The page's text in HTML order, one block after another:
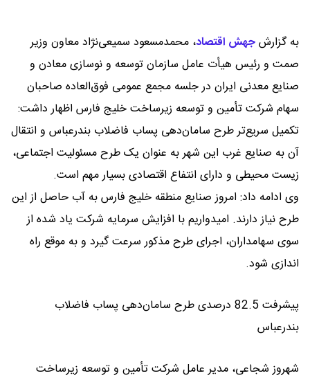
به گزارشجهش اقتصاد، محمدمسعود سمیعی‌نژاد معاون وزیر
صمت و رئیس هیأت عامل سازمان توسعه و نوسازی معادن و
صنایع معدنی ایران در جلسه مجمع عمومی فوق‌العاده صاحبان
سهام شرکت تأمین و توسعه زیرساخت خلیج فارس اظهار داشت:
تکمیل سریع‌تر طرح سامان‌دهی پساب فاضلاب بندرعباس و انتقال
آن به صنایع غرب این شهر به عنوان یک طرح مسئولیت اجتماعی،
زیست محیطی و دارای انتفاع اقتصادی بسیار مهم است.
وی ادامه داد: امروز صنایع منطقه خلیج فارس به آب حاصل از این
طرح نیاز دارند. امیدواریم با افزایش سرمایه شرکت یاد شده از
سوی سهامداران، اجرای طرح مذکور سرعت گیرد و به موقع راه
اندازی شود.
پیشرفت 82.5 درصدی طرح سامان‌دهی پساب فاضلاب
بندرعباس
شهروز شجاعی، مدیر عامل شرکت تأمین و توسعه زیرساخت